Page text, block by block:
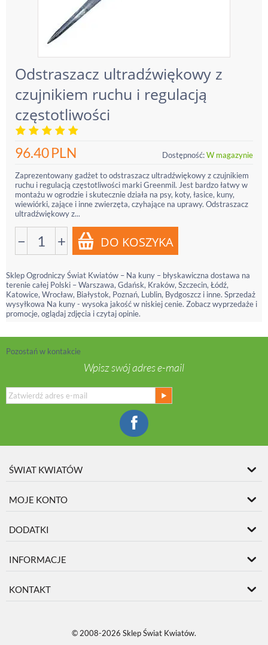
Odstraszacz ultradźwiękowy z
czujnikiem ruchu i regulacją
częstotliwości
96.40PLN Dostępność:W magazynie
Zaprezentowany gadżet to odstraszacz ultradźwiękowy z czujnikiem
ruchu i regulacją częstotliwości marki Greenmil. Jest bardzo łatwy w
montażu w ogrodzie i skutecznie działa na psy, koty, łasice, kuny,
wiewiórki, zające i inne zwierzęta, czyhające na uprawy. Odstraszacz
ultradźwiękowy z...
− +
Sklep Ogrodniczy Świat Kwiatów – Na kuny – błyskawiczna dostawa na
terenie całej Polski – Warszawa, Gdańsk, Kraków, Szczecin, Łódź,
Katowice, Wrocław, Białystok, Poznań, Lublin, Bydgoszcz i inne. Sprzedaż
wysyłkowa Na kuny - wysoka jakość w niskiej cenie. Zobacz wyprzedaże i
promocje, oglądaj zdjęcia i czytaj opinie.
Pozostań w kontakcie
Wpisz swój adres e-mail
ŚWIAT KWIATÓW
MOJE KONTO
DODATKI
INFORMACJE
KONTAKT
© 2008-2026 Sklep Świat Kwiatów.